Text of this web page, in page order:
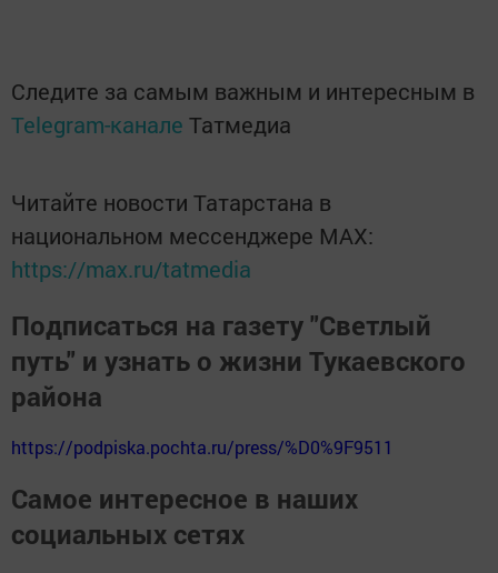
Следите за самым важным и интересным в
Telegram-канале Татмедиа
Читайте новости Татарстана в
национальном мессенджере MАХ:
https://max.ru/tatmedia
Подписаться на газету "Светлый
путь" и узнать о жизни Тукаевского
района
https://podpiska.pochta.ru/press/%D0%9F9511
Самое интересное в наших
социальных сетях